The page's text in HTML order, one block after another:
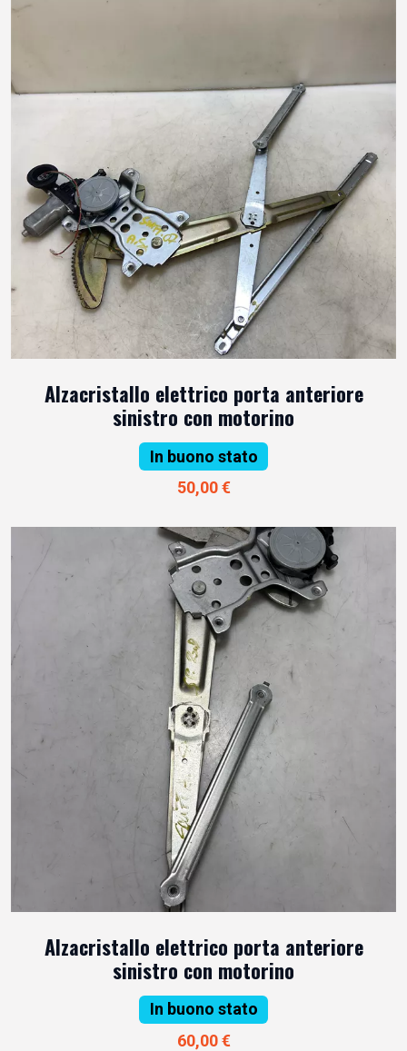
Alzacristallo elettrico porta anteriore
sinistro con motorino
In buono stato
50,00 €
Alzacristallo elettrico porta anteriore
sinistro con motorino
In buono stato
60,00 €